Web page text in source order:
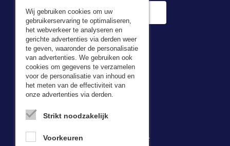
Adresgegevens
Kerkweg 5,
0184-64 29 74
Wij gebruiken cookies om uw
gebruikerservaring te optimaliseren,
het webverkeer te analyseren en
gerichte advertenties via derden weer
te geven, waaronder de personalisatie
van advertenties. We gebruiken ook
cookies om gegevens te verzamelen
voor de personalisatie van inhoud en
het meten van de effectiviteit van
onze advertenties via derden.
Strikt noodzakelijk
Voorkeuren